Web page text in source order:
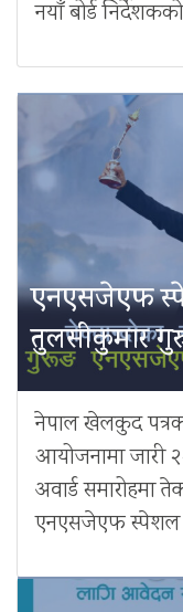
नयाँ बोर्ड
एनएसजेएफ
तुलसीकुमार
नेपाल खेलकुद
आयोजनामा जारी
अवार्ड समारोहमा
एनएसजेएफ स्पेशल